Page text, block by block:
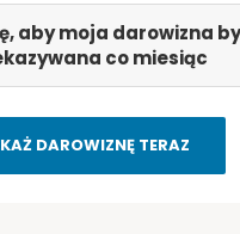
DAROWIZNĘ TERAZ